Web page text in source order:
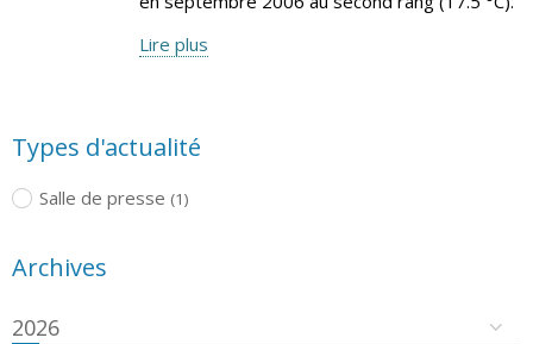
Lire plus
Types d'actualité
Salle de presse (1)
Archives
2026